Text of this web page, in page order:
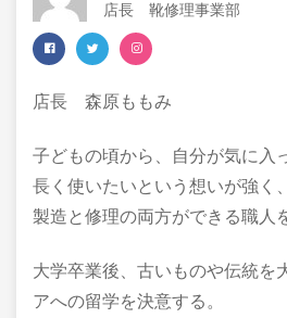
店長 靴修理事業部
店長 森原ももみ
子どもの頃から、自分が気に入
長く使いたいという想いが強く
製造と修理の両方ができる職人
大学卒業後、古いものや伝統を
アへの留学を決意する。